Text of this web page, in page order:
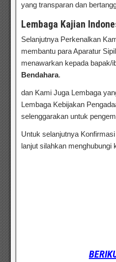
yang transparan dan
Lembaga Kajian
Selanjutnya Perkenalkan
membantu para Aparatur
menawarkan kepada bapak/
Bendahara.
dan Kami Juga Lembaga
Lembaga Kebijakan
selenggarakan untuk
Untuk selanjutnya
lanjut silahkan menghubungi